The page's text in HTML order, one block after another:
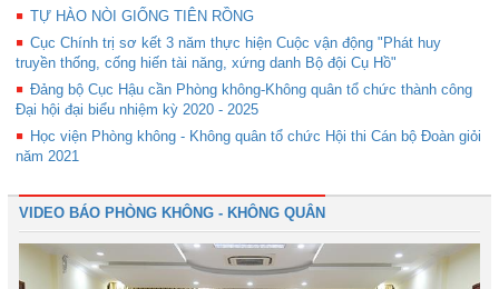
TỰ HÀO NÒI GIỐNG TIÊN RỒNG
Cục Chính trị sơ kết 3 năm thực hiện Cuộc vận động "Phát huy
truyền thống, cống hiến tài năng, xứng danh Bộ đội Cụ Hồ"
Đảng bộ Cục Hậu cần Phòng không-Không quân tổ chức thành công
Đại hội đại biểu nhiệm kỳ 2020 - 2025
Học viện Phòng không - Không quân tổ chức Hội thi Cán bộ Đoàn giỏi
năm 2021
VIDEO BÁO PHÒNG KHÔNG - KHÔNG QUÂN